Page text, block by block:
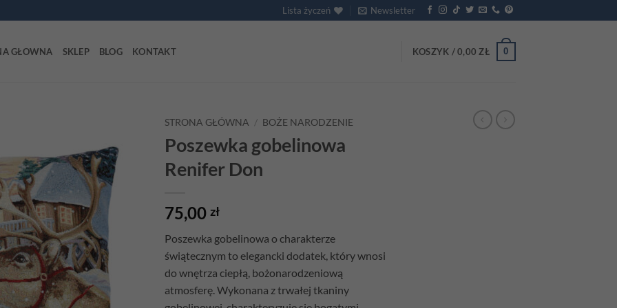
Lista życzeń Newsletter
GŁOWNA SKLEP BLOG KONTAKT KOSZYK /0,00 ZŁ 0
Add to
wishlist
STRONA GŁÓWNA / BOŻE NARODZENIE
Poszewka gobelinowa
Renifer Don
75,00 zł
Poszewka gobelinowa o charakterze
świątecznym to elegancki dodatek, który wnosi
do wnętrza ciepłą, bożonarodzeniową
atmosferę. Wykonana z trwałej tkaniny